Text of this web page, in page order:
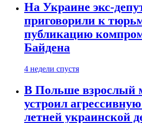
На Украине экс-
приговорили к
публикацию
Байдена
4 недели спустя
В Польше взрослый
устроил
летней украинской